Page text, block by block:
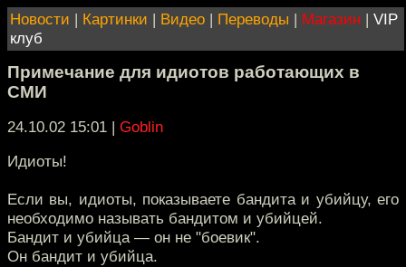
Новости | Картинки | Видео | Переводы | Магазин | VIP
клуб
Примечание для идиотов работающих в
СМИ
24.10.02 15:01 | Goblin
Идиоты!
Если вы, идиоты, показываете бандита и убийцу, его
необходимо называть бандитом и убийцей.
Бандит и убийца — он не "боевик".
Он бандит и убийца.